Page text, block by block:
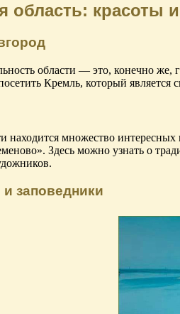
область: красоты
области — это, конечно
посетить Кремль, который
находится множество
Здесь можно узнать о
заповедники